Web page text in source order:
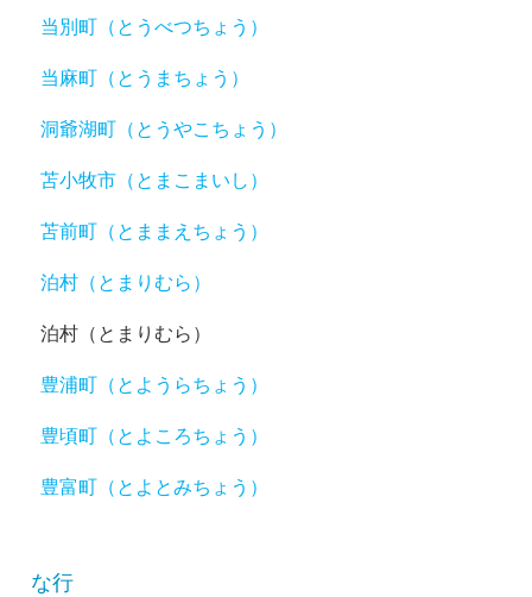
当別町（とうべつちょう）
当麻町（とうまちょう）
洞爺湖町（とうやこちょう）
苫小牧市（とまこまいし）
苫前町（とままえちょう）
泊村（とまりむら）
泊村（とまりむら）
豊浦町（とようらちょう）
豊頃町（とよころちょう）
豊富町（とよとみちょう）
な行